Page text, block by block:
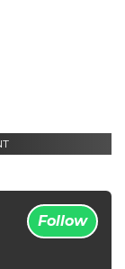
Follow